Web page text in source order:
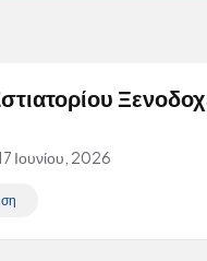
Ιουνίου, 2026